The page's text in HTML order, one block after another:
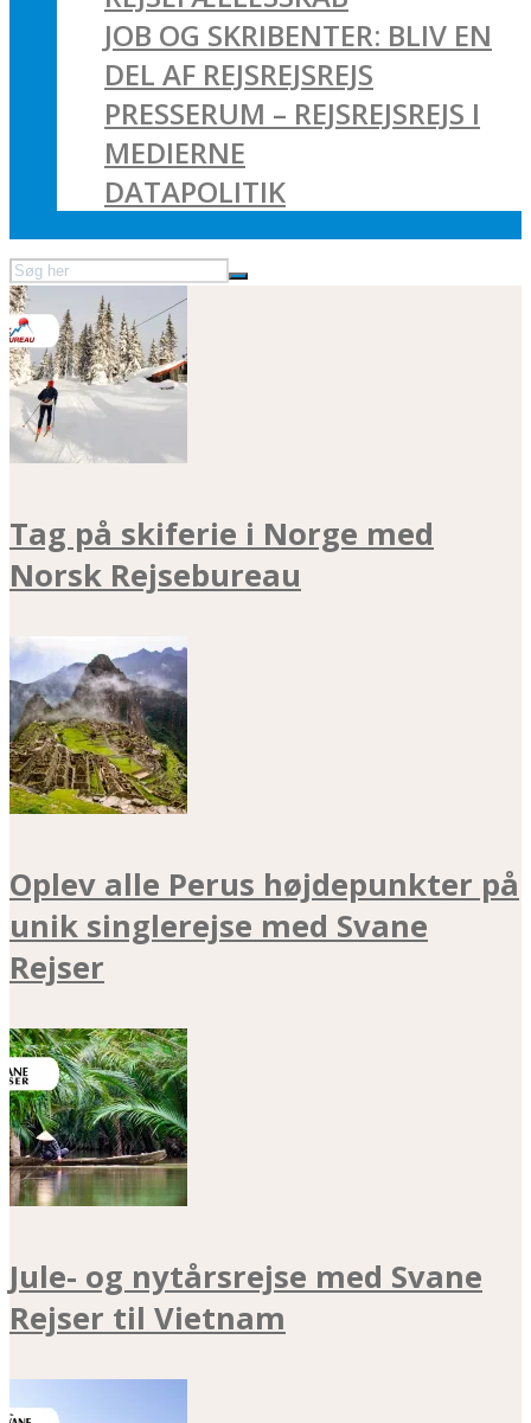
JOB OG SKRIBENTER: BLIV EN
DEL AF REJSREJSREJS
PRESSERUM – REJSREJSREJS I
MEDIERNE
DATAPOLITIK
Tag på skiferie i Norge med
Norsk Rejsebureau
Oplev alle Perus højdepunkter på
unik singlerejse med Svane
Rejser
Jule- og nytårsrejse med Svane
Rejser til Vietnam